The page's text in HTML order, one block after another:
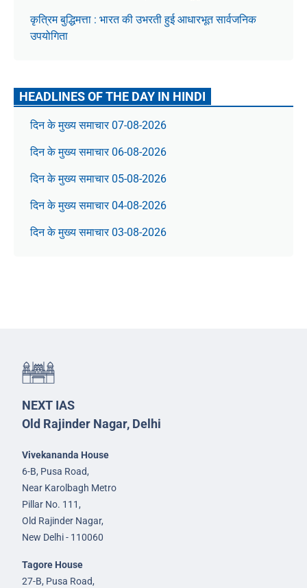
कृत्रिम बुद्धिमत्ता : भारत की उभरती हुई आधारभूत सार्वजनिक
उपयोगिता
HEADLINES OF THE DAY IN HINDI
दिन के मुख्य समाचार 07-08-2026
दिन के मुख्य समाचार 06-08-2026
दिन के मुख्य समाचार 05-08-2026
दिन के मुख्य समाचार 04-08-2026
दिन के मुख्य समाचार 03-08-2026
NEXT IAS
Old Rajinder Nagar, Delhi
Vivekananda House
6-B, Pusa Road,
Near Karolbagh Metro
Pillar No. 111,
Old Rajinder Nagar,
New Delhi - 110060
Tagore House
27-B, Pusa Road,